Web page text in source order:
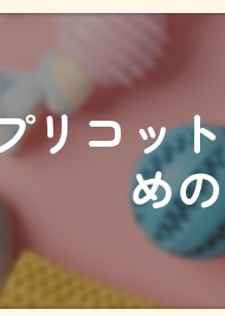
ドル
アダックスフンド
ズ
リコッ
め